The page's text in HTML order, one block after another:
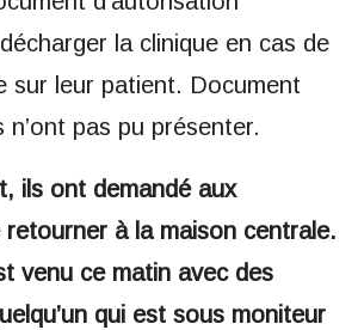
la clinique en cas de
sur leur patient. Document
n’ont pas pu présenter.
ils ont demandé aux
retourner à la maison centrale.
venu ce matin avec des
qui est sous moniteur